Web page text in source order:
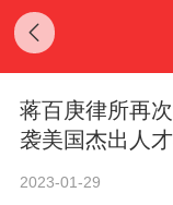
蒋百庚律所再
袭美国杰出人
2023-01-29